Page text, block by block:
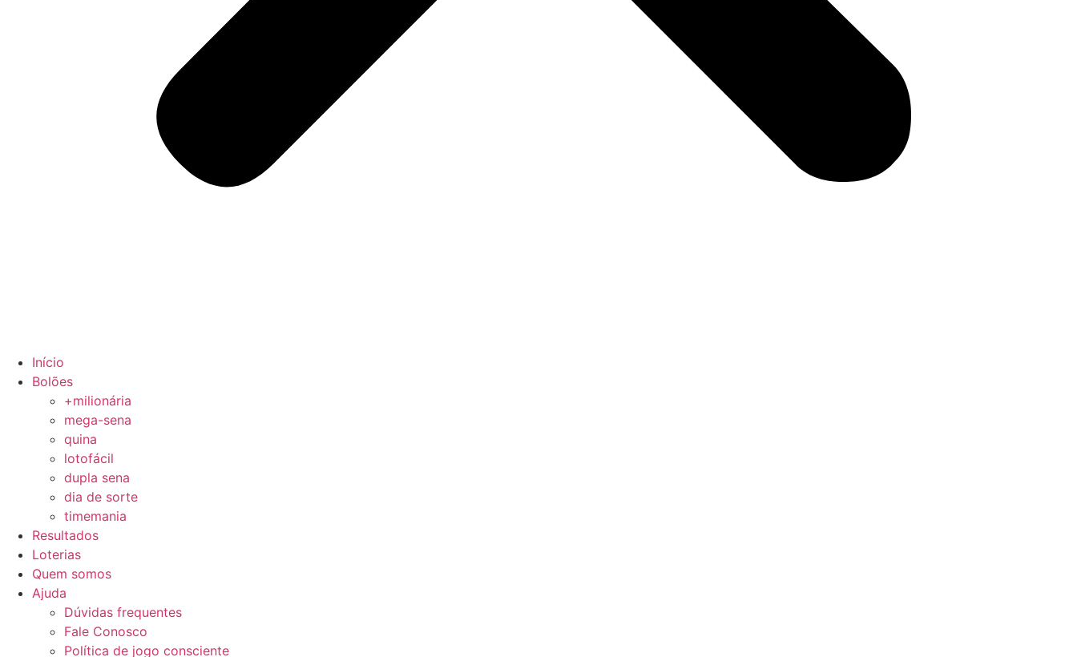
Início
Bolões
+milionária
mega-sena
quina
lotofácil
dupla sena
dia de sorte
timemania
Resultados
Loterias
Quem somos
Ajuda
Dúvidas frequentes
Fale Conosco
Política de jogo consciente